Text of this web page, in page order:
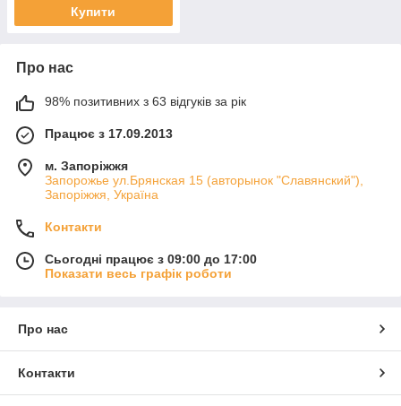
Купити
Про нас
98% позитивних з 63 відгуків за рік
Працює з 17.09.2013
м. Запоріжжя
Запорожье ул.Брянская 15 (авторынок "Славянский"),
Запоріжжя, Україна
Контакти
Сьогодні працює з 09:00 до 17:00
Показати весь графік роботи
Про нас
Контакти